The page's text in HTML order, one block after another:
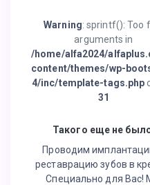
Warning: sprintf(): Too
arguments in
/home/alfa2024/
content/themes/wp-
4/inc/template-tags.php
31
Такого еще не
Проводим
реставрацию зубов в
Специально для Вас!